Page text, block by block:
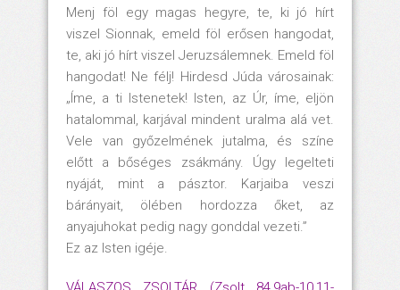
Menj föl egy magas hegyre, te, ki jó hírt
viszel Sionnak, emeld föl erősen hangodat,
te, aki jó hírt viszel Jeruzsálemnek. Emeld föl
hangodat! Ne félj! Hirdesd Júda városainak:
„Íme, a ti Istenetek! Isten, az Úr, íme, eljön
hatalommal, karjával mindent uralma alá vet.
Vele van győzelmének jutalma, és színe
előtt a bőséges zsákmány. Úgy legelteti
nyáját, mint a pásztor. Karjaiba veszi
bárányait, ölében hordozza őket, az
anyajuhokat pedig nagy gonddal vezeti.”
Ez az Isten igéje.